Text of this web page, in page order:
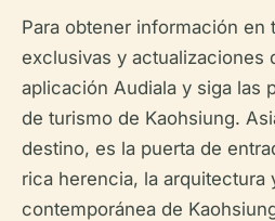
Para obtener información en
exclusivas y actualizaciones
aplicación Audiala y siga las
de turismo de Kaohsiung.
destino, es la puerta de
rica herencia, la arquitectura
contemporánea de